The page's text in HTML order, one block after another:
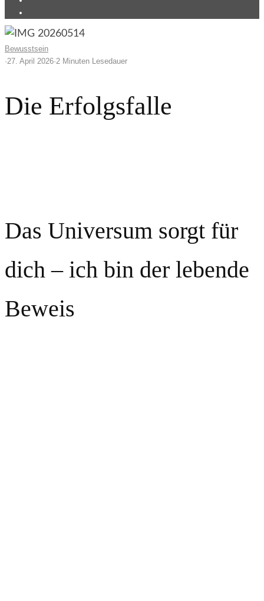
Bewusstsein
·27. April 2026·2 Minuten Lesedauer
Die Erfolgsfalle
Das Universum sorgt für
dich – ich bin der lebende
Beweis